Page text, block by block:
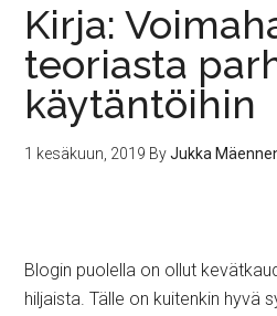
Kirja:
teoriasta
käytäntöihin
1 kesäkuun, 2019 ByJukka
Blogin puolella on ollut
hiljaista. Tälle on kuitenkin hyvä